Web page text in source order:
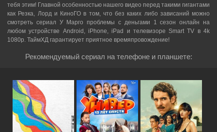
тебя этим! Главной особенностью нашего видео перед такими гигантами
как Резка, Лорд и КиноГО в том, что без каких либо зависаний можно
смотреть cериал У Марго проблемы с деньгами 1 сезон онлайн на
любом устройстве Android, iPhone, iPad и телевизоре Smart TV в 4k
1080p. ТаймХД гарантирует приятное времяпровождение!
Рекомендуемый сериал на телефоне и планшете: